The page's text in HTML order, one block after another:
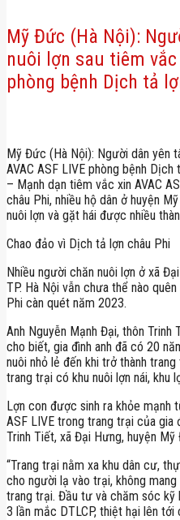
Mỹ Đức (Hà Nội):
nuôi lợn sau tiêm vắc
phòng bệnh Dịch tả
Mỹ Đức (Hà Nội): Người dân yên
AVAC ASF LIVE phòng bệnh Dịch
– Mạnh dạn tiêm vắc xin AVAC
châu Phi, nhiều hộ dân ở huyện
nuôi lợn và gặt hái được nhiều
Chao đảo vì Dịch tả lợn châu Phi
Nhiều người chăn nuôi lợn ở xã
TP. Hà Nội vẫn chưa thể nào
Phi càn quét năm 2023.
Anh Nguyễn Mạnh Đại, thôn
cho biết, gia đình anh đã có 20
nuôi nhỏ lẻ đến khi trở thành
trang trại có khu nuôi lợn nái, khu
Lợn con được sinh ra khỏe mạnh
ASF LIVE trong trang trại của gia
Trinh Tiết, xã Đại Hưng, huyện Mỹ
“Trang trại nằm xa khu dân cư,
cho người lạ vào trại, không
trang trại. Đầu tư và chăm sóc
3 lần mắc DTLCP, thiệt hại lên tới